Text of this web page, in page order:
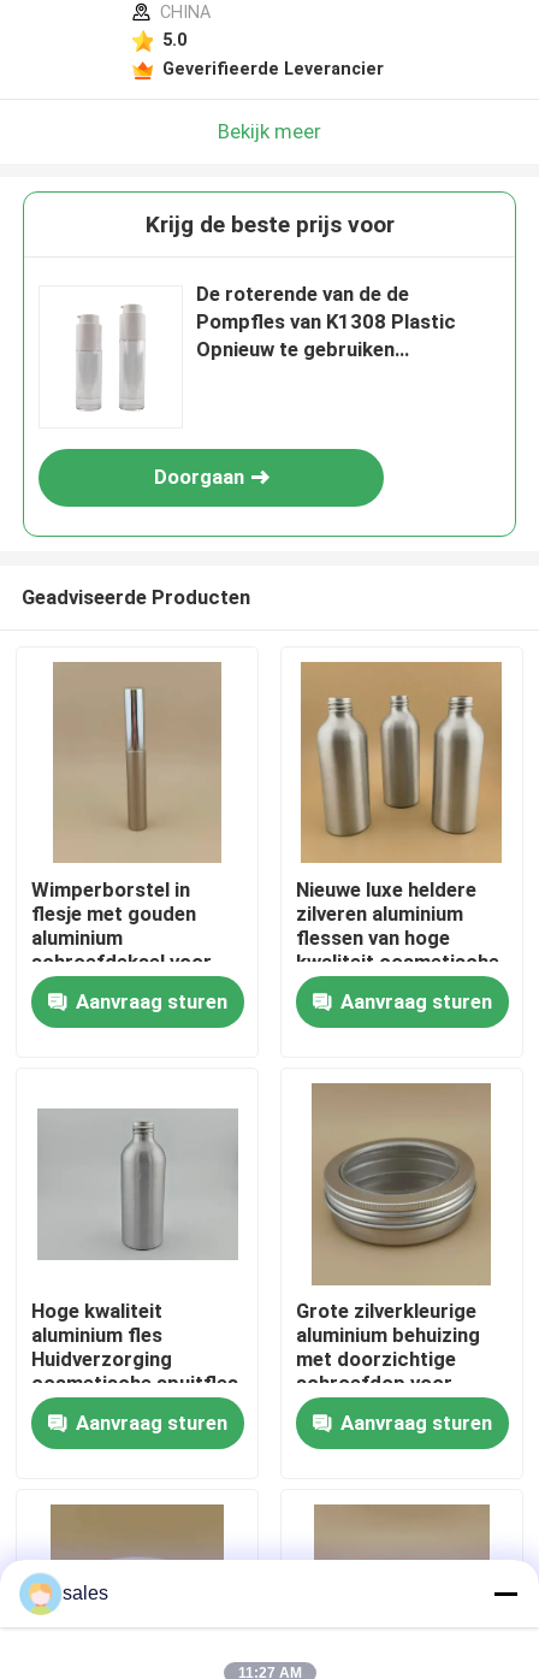
Thuis
Neem contact met ons op
Nieuws
De Spuitbus van de parfumpomp
De spuitbus van de trekkerpomp
CHINA
5.0
Geverifieerde Leverancier
Bekijk meer
Krijg de beste prijs voor
De roterende van de de
Pompfles van K1308 Plastic
Opnieuw te gebruiken
Doorgaan
Geadviseerde Producten
Wimperborstel in
flesje met gouden
aluminium
schroefdeksel voor
dames
Aanvraag sturen
Nieuwe luxe heldere
zilveren aluminium
flessen van hoge
kwaliteit cosmetische
aluminium flessen
Aanvraag sturen
Hoge kwaliteit
aluminium fles
Huidverzorging
cosmetische spuitfles
Aanvraag sturen
Grote zilverkleurige
aluminium behuizing
met doorzichtige
schroefdop voor
cosmetica
Aanvraag sturen
sales
11:27 AM